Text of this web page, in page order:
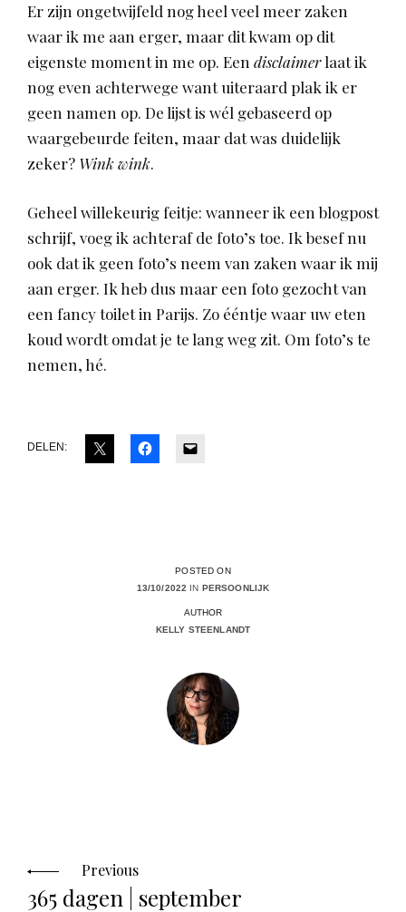
POSTED ON
13/10/2022 IN PERSOONLIJK
AUTHOR
KELLY STEENLANDT
navigation
Previous
365 dagen | september
Er zijn ongetwijfeld nog heel veel meer zaken
waar ik me aan erger, maar dit kwam op dit
eigenste moment in me op. Een disclaimerlaat ik
nog even achterwege want uiteraard plak ik er
geen namen op. De lijst is wél gebaseerd op
waargebeurde feiten, maar dat was duidelijk
zeker? Wink wink.
Geheel willekeurig feitje: wanneer ik een blogpost
schrijf, voeg ik achteraf de foto’s toe. Ik besef nu
ook dat ik geen foto’s neem van zaken waar ik mij
aan erger. Ik heb dus maar een foto gezocht van
een fancy toilet in Parijs. Zo ééntje waar uw eten
koud wordt omdat je te lang weg zit. Om foto’s te
nemen, hé.
DELEN: